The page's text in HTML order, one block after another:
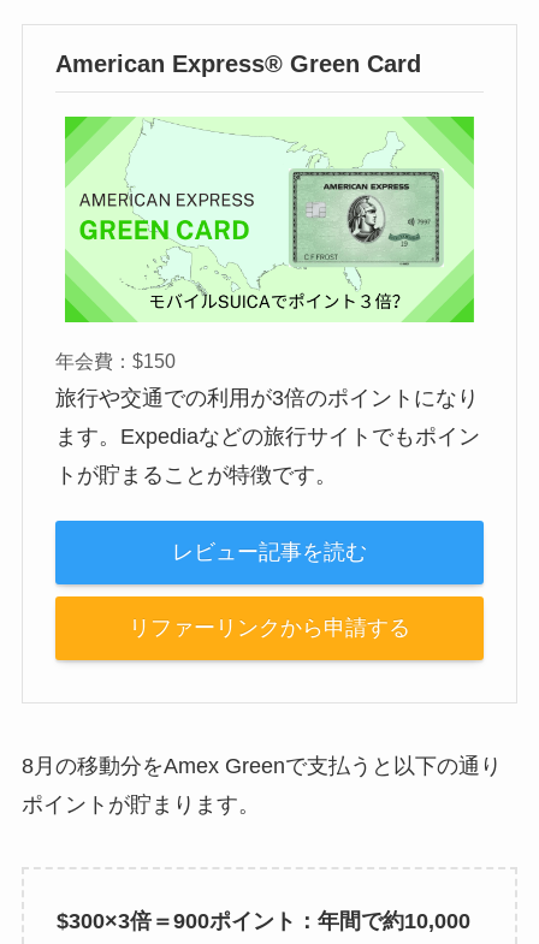
American Express® Green Card
年会費：$150
旅行や交通での利用が3倍のポイントになり
ます。Expediaなどの旅行サイトでもポイン
トが貯まることが特徴です。
レビュー記事を読む
リファーリンクから申請する
8月の移動分をAmex Greenで支払うと以下の通り
ポイントが貯まります。
$300×3倍＝900ポイント：年間で約10,000